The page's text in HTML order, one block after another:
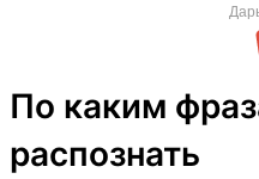
По каким
распознать